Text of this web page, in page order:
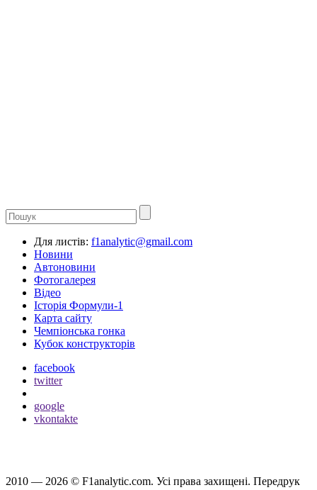
Для листів: f1analytic@gmail.com
Новини
Автоновини
Фотогалерея
Відео
Історія Формули-1
Карта сайту
Чемпіонська гонка
Кубок конструкторів
facebook
twitter
google
vkontakte
2010 — 2026 © F1analytic.com. Усi права захищенi. Передрук